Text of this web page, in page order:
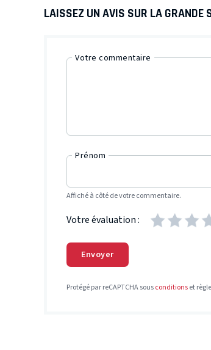
LAISSEZ UN AVIS SUR LA GRANDE
Votre commentaire
Prénom
Affiché à côté de votre commentaire.
Votre évaluation :
Envoyer
Protégé par reCAPTCHA sousconditionset